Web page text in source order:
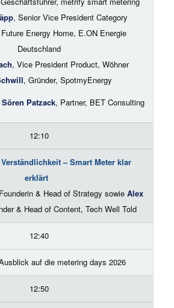
, Senior Vice President Category
Energy Home, E.ON Energie
Deutschland
, Vice President Product, Wöhner
, Gründer, SpotmyEnergy
Sören Patzack, Partner, BET Consulting
12:10
– Smart Meter klar
erklärt
& Head of Strategy sowieAlex
& Head of Content, Tech Well Told
12:40
auf die metering days 2026
12:50